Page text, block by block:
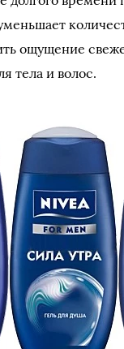
ощущение
тела и волос.